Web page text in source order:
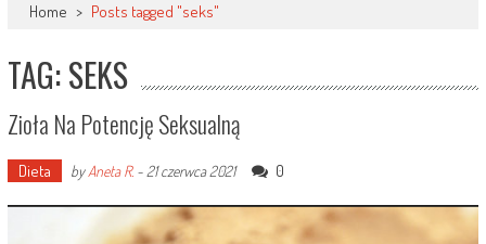
Home > Posts tagged "seks"
TAG: SEKS
Zioła Na Potencję Seksualną
Dieta byAneta R.- 21 czerwca 2021 0